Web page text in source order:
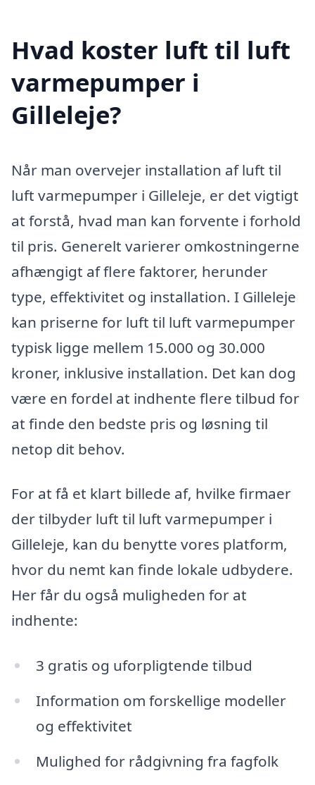
Hvad koster luft til luft
varmepumper i
Gilleleje?
Når man overvejer installation af luft til
luft varmepumper i Gilleleje, er det vigtigt
at forstå, hvad man kan forvente i forhold
til pris. Generelt varierer omkostningerne
afhængigt af flere faktorer, herunder
type, effektivitet og installation. I Gilleleje
kan priserne for luft til luft varmepumper
typisk ligge mellem 15.000 og 30.000
kroner, inklusive installation. Det kan dog
være en fordel at indhente flere tilbud for
at finde den bedste pris og løsning til
netop dit behov.
For at få et klart billede af, hvilke firmaer
der tilbyder luft til luft varmepumper i
Gilleleje, kan du benytte vores platform,
hvor du nemt kan finde lokale udbydere.
Her får du også muligheden for at
indhente:
3 gratis og uforpligtende tilbud
Information om forskellige modeller
og effektivitet
Mulighed for rådgivning fra fagfolk